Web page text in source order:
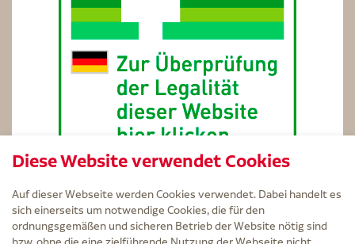
Diese Website verwendet Cookies
Auf dieser Webseite werden Cookies verwendet. Dabei handelt es
sich einerseits um notwendige Cookies, die für den
ordnungsgemäßen und sicheren Betrieb der Website nötig sind
bzw. ohne die eine zielführende Nutzung der Webseite nicht